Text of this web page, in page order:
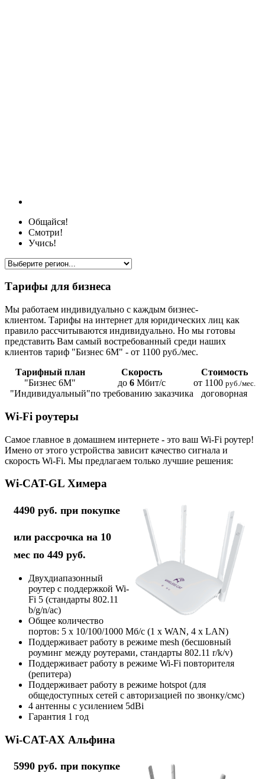
Общайся!
Смотри!
Учись!
Тарифы для бизнеса
Мы работаем индивидуально с каждым бизнес-
клиентом. Тарифы на интернет для юридических лиц как
правило рассчитываются индивидуально. Но мы готовы
представить Вам самый востребованный среди наших
клиентов тариф "Бизнес 6М" - от 1100 руб./мес.
Тарифный план
Скорость
Стоимость
"Бизнес 6М"
до 6 Мбит/с от 1100 руб./мес.
"Индивидуальный"по требованию заказчика договорная
Wi-Fi роутеры
Самое главное в домашнем интернете - это ваш Wi-Fi роутер!
Имено от этого устройства зависит качество сигнала и
скорость Wi-Fi. Мы предлагаем только лучшие решения:
Wi-CAT-GL Химера
4490 руб. при покупке
или рассрочка на 10
мес по 449 руб.
Двухдиапазонный
роутер с поддержкой Wi-
Fi 5 (стандарты 802.11
b/g/n/ac)
Общее количество
портов: 5 х 10/100/1000 Мб/с (1 x WAN, 4 x LAN)
Поддерживает работу в режиме mesh (бесшовный
роуминг между роутерами, стандарты 802.11 r/k/v)
Поддерживает работу в режиме Wi-Fi повторителя
(репитера)
Поддерживает работу в режиме hotspot (для
общедоступных сетей с авторизацией по звонку/смс)
4 антенны с усилением 5dBi
Гарантия 1 год
Wi-CAT-AX Альфина
5990 руб. при покупке